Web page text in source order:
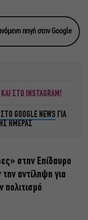
πηγή στην Google
ΣΤΟ INSTAGRAM!
GOOGLE NEWS ΓΙΑ
ΗΜΕΡΑΣ
στην Επίδαυρο
την αντίληψη για
πολιτισμό